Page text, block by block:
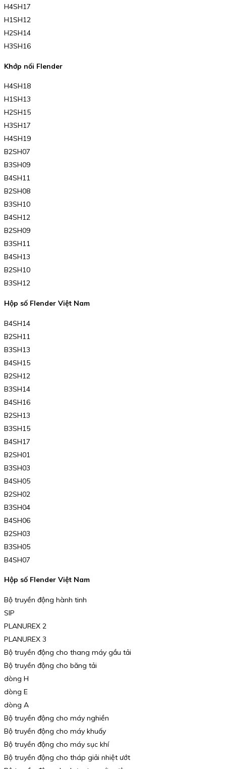
H4SH17
H1SH12
H2SH14
H3SH16
Khớp nối Flender
H4SH18
H1SH13
H2SH15
H3SH17
H4SH19
B2SH07
B3SH09
B4SH11
B2SH08
B3SH10
B4SH12
B2SH09
B3SH11
B4SH13
B2SH10
B3SH12
Hộp số Flender Việt Nam
B4SH14
B2SH11
B3SH13
B4SH15
B2SH12
B3SH14
B4SH16
B2SH13
B3SH15
B4SH17
B2SH01
B3SH03
B4SH05
B2SH02
B3SH04
B4SH06
B2SH03
B3SH05
B4SH07
Hộp số Flender Việt Nam
Bộ truyền động hành tinh
SIP
PLANUREX 2
PLANUREX 3
Bộ truyền động cho thang máy gầu tải
Bộ truyền động cho băng tải
dòng H
dòng E
dòng A
Bộ truyền động cho máy nghiền
Bộ truyền động cho máy khuấy
Bộ truyền động cho máy sục khí
Bộ truyền động cho tháp giải nhiệt ướt